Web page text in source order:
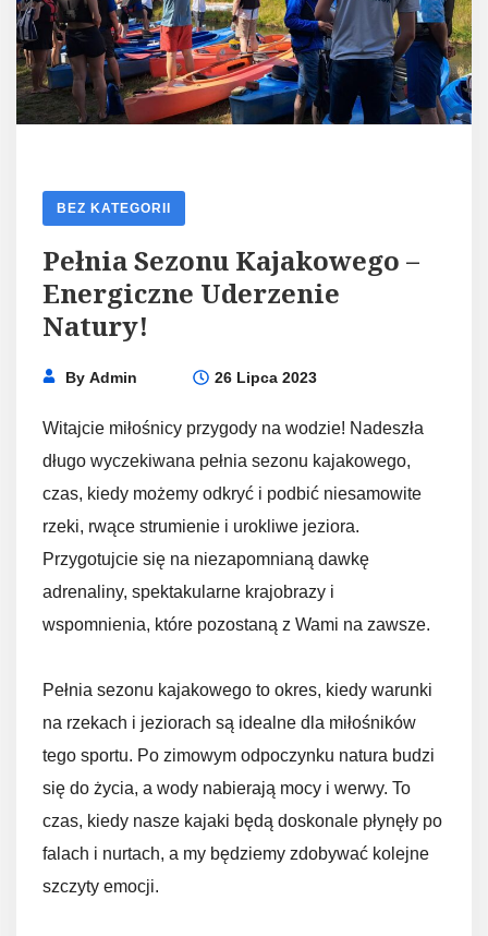
BEZ KATEGORII
Pełnia Sezonu Kajakowego –
Energiczne Uderzenie
Natury!
ByAdmin 26 Lipca 2023
Witajcie miłośnicy przygody na wodzie! Nadeszła
długo wyczekiwana pełnia sezonu kajakowego,
czas, kiedy możemy odkryć i podbić niesamowite
rzeki, rwące strumienie i urokliwe jeziora.
Przygotujcie się na niezapomnianą dawkę
adrenaliny, spektakularne krajobrazy i
wspomnienia, które pozostaną z Wami na zawsze.
Pełnia sezonu kajakowego to okres, kiedy warunki
na rzekach i jeziorach są idealne dla miłośników
tego sportu. Po zimowym odpoczynku natura budzi
się do życia, a wody nabierają mocy i werwy. To
czas, kiedy nasze kajaki będą doskonale płynęły po
falach i nurtach, a my będziemy zdobywać kolejne
szczyty emocji.